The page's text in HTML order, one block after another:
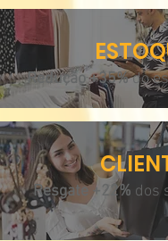
Redução +35%do
Resgate +22% dos